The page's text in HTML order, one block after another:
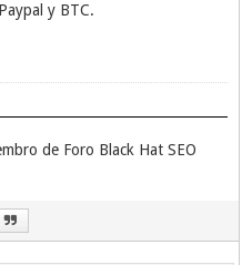
y BTC.
de Foro Black Hat SEO